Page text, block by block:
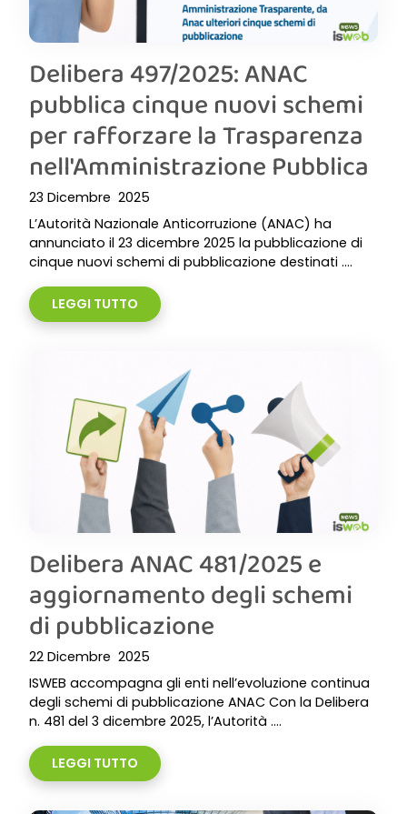
Delibera 497/2025: ANAC
pubblica cinque nuovi schemi
per rafforzare la Trasparenza
nell'Amministrazione Pubblica
23 Dicembre 2025
L’Autorità Nazionale Anticorruzione (ANAC) ha
annunciato il 23 dicembre 2025 la pubblicazione di
cinque nuovi schemi di pubblicazione destinati ....
LEGGI TUTTO
Delibera ANAC 481/2025 e
aggiornamento degli schemi
di pubblicazione
22 Dicembre 2025
ISWEB accompagna gli enti nell’evoluzione continua
degli schemi di pubblicazione ANAC Con la Delibera
n. 481 del 3 dicembre 2025, l’Autorità ....
LEGGI TUTTO